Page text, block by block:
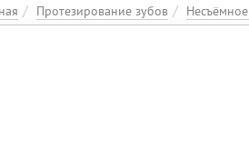
Протезирование зубов